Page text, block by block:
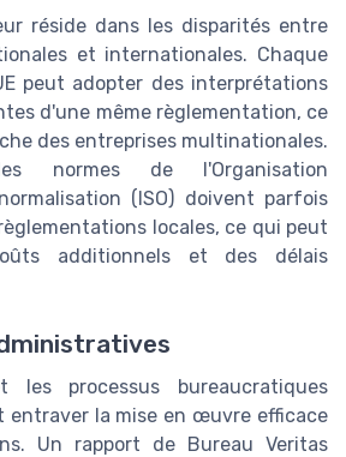
réside dans les disparités entre
et internationales. Chaque
peut adopter des interprétations
d'une même règlementation, ce
des entreprises multinationales.
normes de l'Organisation
(ISO) doivent parfois
locales, ce qui peut
additionnels et des délais
les processus bureaucratiques
entraver la mise en œuvre efficace
Un rapport de Bureau Veritas